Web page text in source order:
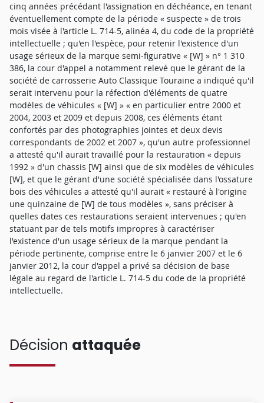
cinq années précédant l'assignation en déchéance, en tenant
éventuellement compte de la période « suspecte » de trois
mois visée à l'article L. 714-5, alinéa 4, du code de la propriété
intellectuelle ; qu'en l'espèce, pour retenir l'existence d'un
usage sérieux de la marque semi-figurative « [W] » n° 1 310
386, la cour d'appel a notamment relevé que le gérant de la
société de carrosserie Auto Classique Touraine a indiqué qu'il
serait intervenu pour la réfection d'éléments de quatre
modèles de véhicules « [W] » « en particulier entre 2000 et
2004, 2003 et 2009 et depuis 2008, ces éléments étant
confortés par des photographies jointes et deux devis
correspondants de 2002 et 2007 », qu'un autre professionnel
a attesté qu'il aurait travaillé pour la restauration « depuis
1992 » d'un chassis [W] ainsi que de six modèles de véhicules
[W], et que le gérant d'une société spécialisée dans l'ossature
bois des véhicules a attesté qu'il aurait « restauré à l'origine
une quinzaine de [W] de tous modèles », sans préciser à
quelles dates ces restaurations seraient intervenues ; qu'en
statuant par de tels motifs impropres à caractériser
l'existence d'un usage sérieux de la marque pendant la
période pertinente, comprise entre le 6 janvier 2007 et le 6
janvier 2012, la cour d'appel a privé sa décision de base
légale au regard de l'article L. 714-5 du code de la propriété
intellectuelle.
Décision attaquée